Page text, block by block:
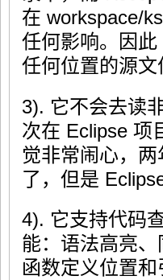
在 workspace/
任何影响。因
任何位置的源文
3). 它不会去读
次在 Eclipse 项
觉非常闹心，
了，但是
4). 它支持代码
能：语法高亮
函数定义位置